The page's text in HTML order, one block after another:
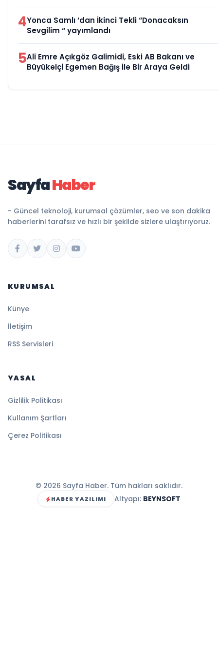
4Yonca Samlı ‘dan İkinci Tekli “Donacaksın
Sevgilim “ yayımlandı
5Ali Emre Açıkgöz Galimidi, Eski AB Bakanı ve
Büyükelçi Egemen Bağış ile Bir Araya Geldi
SayfaHaber
- Güncel teknoloji, kurumsal çözümler, seo ve son dakika
haberlerini tarafsız ve hızlı bir şekilde sizlere ulaştırıyoruz.
KURUMSAL
Künye
İletişim
RSS Servisleri
YASAL
Gizlilik Politikası
Kullanım Şartları
Çerez Politikası
© 2026 Sayfa Haber. Tüm hakları saklıdır.
HABER YAZILIMI Altyapı: BEYNSOFT